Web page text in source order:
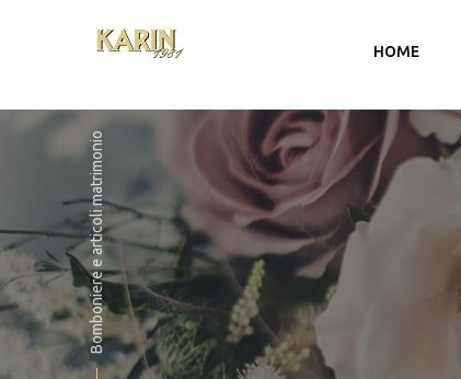
HOME
Account
Bomboniere e articoli matrimonio